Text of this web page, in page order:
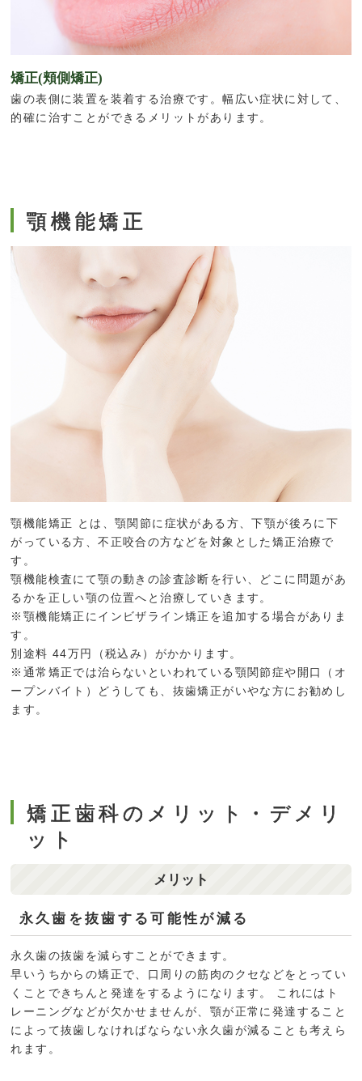
矯正(頬側矯正)
歯の表側に装置を装着する治療です。幅広い症状に対して、
的確に治すことができるメリットがあります。
顎機能矯正
顎機能矯正 とは、顎関節に症状がある方、下顎が後ろに下
がっている方、不正咬合の方などを対象とした矯正治療で
す。
顎機能検査にて顎の動きの診査診断を行い、どこに問題があ
るかを正しい顎の位置へと治療していきます。
※顎機能矯正にインビザライン矯正を追加する場合がありま
す。
別途料 44万円（税込み）がかかります。
※通常矯正では治らないといわれている顎関節症や開口（オ
ープンバイト）どうしても、抜歯矯正がいやな方にお勧めし
ます。
矯正歯科のメリット・デメリ
ット
メリット
永久歯を抜歯する可能性が減る
永久歯の抜歯を減らすことができます。
早いうちからの矯正で、口周りの筋肉のクセなどをとってい
くことできちんと発達をするようになります。 これにはト
レーニングなどが欠かせませんが、顎が正常に発達すること
によって抜歯しなければならない永久歯が減ることも考えら
れます。